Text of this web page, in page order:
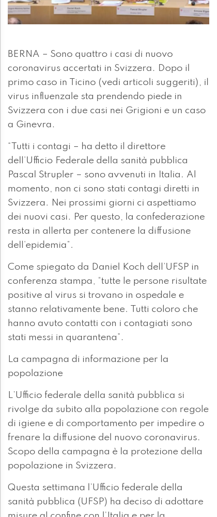
BERNA – Sono quattro i casi di nuovo
coronavirus accertati in Svizzera. Dopo il
primo caso in Ticino (vedi articoli suggeriti), il
virus influenzale sta prendendo piede in
Svizzera con i due casi nei Grigioni e un caso
a Ginevra.
“Tutti i contagi – ha detto il direttore
dell’Ufficio Federale della sanità pubblica
Pascal Strupler – sono avvenuti in Italia. Al
momento, non ci sono stati contagi diretti in
Svizzera. Nei prossimi giorni ci aspettiamo
dei nuovi casi. Per questo, la confederazione
resta in allerta per contenere la diffusione
dell’epidemia”.
Come spiegato da Daniel Koch dell’UFSP in
conferenza stampa, “tutte le persone risultate
positive al virus si trovano in ospedale e
stanno relativamente bene. Tutti coloro che
hanno avuto contatti con i contagiati sono
stati messi in quarantena”.
La campagna di informazione per la
popolazione
L’Ufficio federale della sanità pubblica si
rivolge da subito alla popolazione con regole
di igiene e di comportamento per impedire o
frenare la diffusione del nuovo coronavirus.
Scopo della campagna è la protezione della
popolazione in Svizzera.
Questa settimana l’Ufficio federale della
sanità pubblica (UFSP) ha deciso di adottare